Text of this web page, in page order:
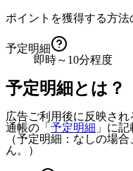
ポイントを獲得する方法
予定明細
即時～10分程度
予定明細とは？
広告ご利用後に反映さ
通帳の「 予定明細 」に
（予定明細：なしの場
ん。）